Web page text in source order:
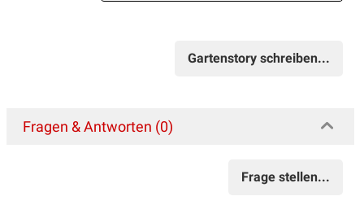
Gartenstory schreiben...
Fragen & Antworten (0)
Frage stellen...